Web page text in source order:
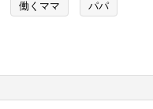
働くママ パパ